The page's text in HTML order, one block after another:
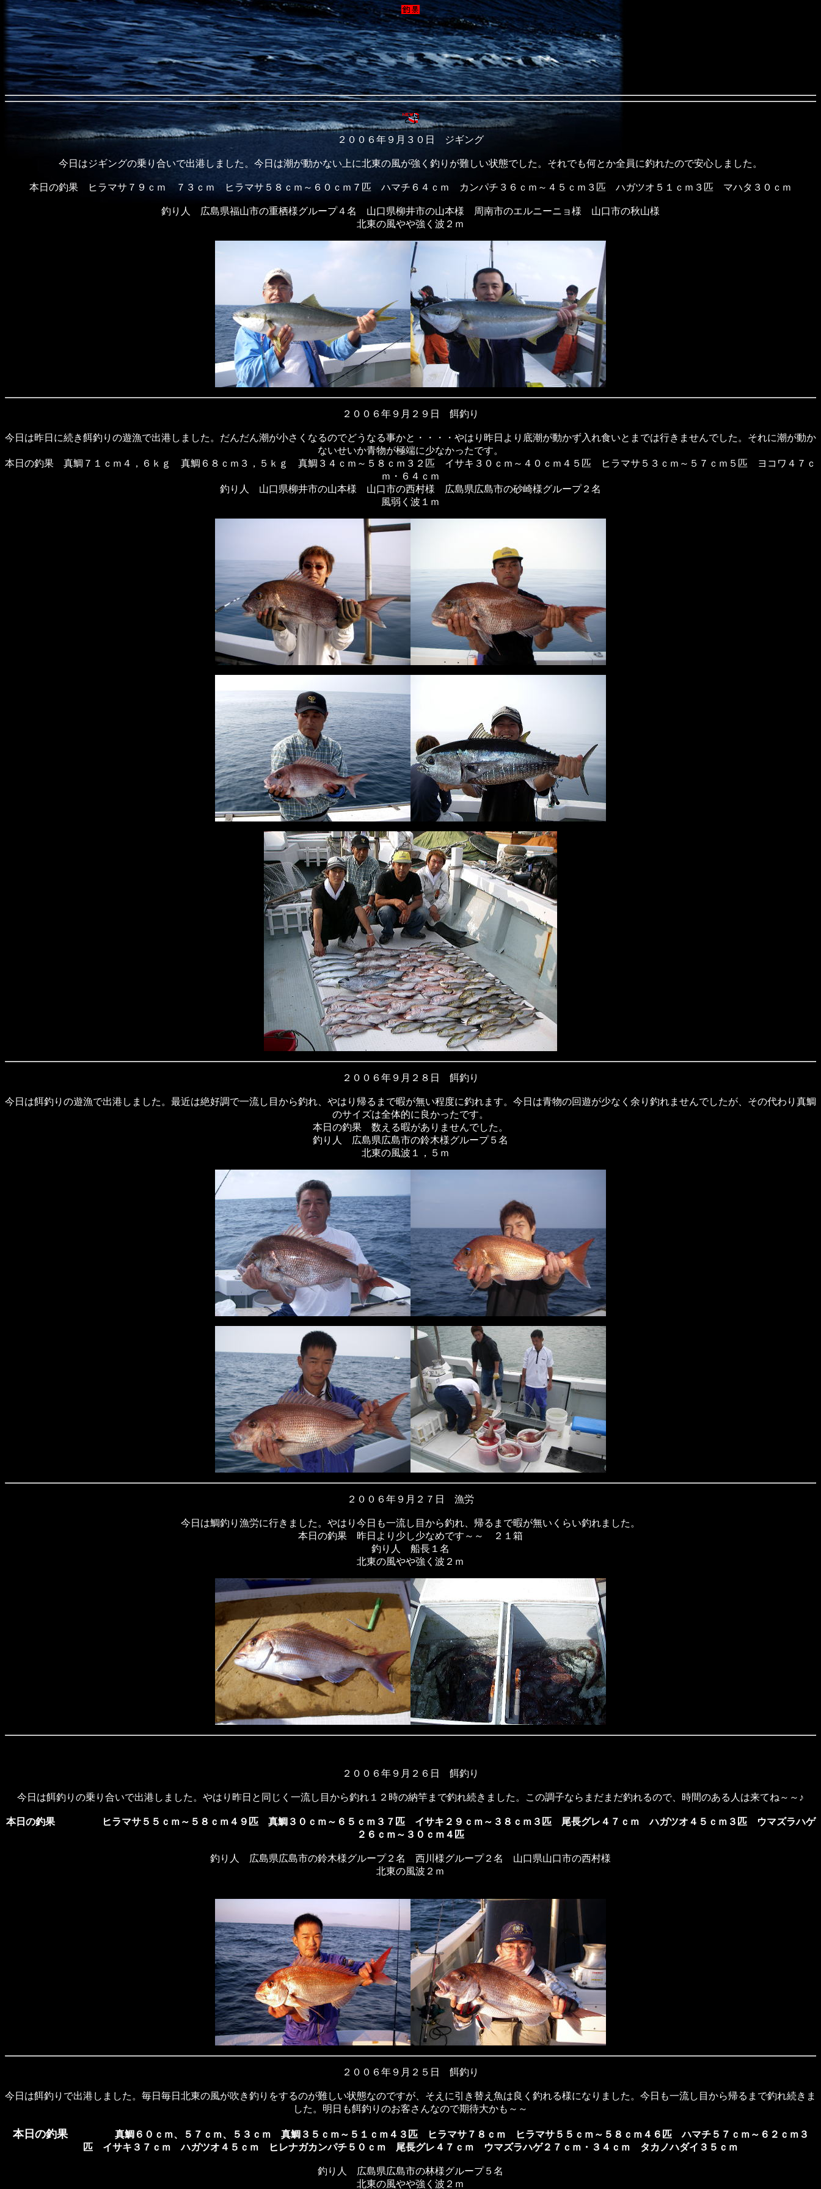
２００６年９月３０日 ジギング
今日はジギングの乗り合いで出港しました。今日は潮が動かない上に北東の風が強く釣りが難しい状態でした。それでも何とか全員に釣れたので安心しました。
本日の釣果 ヒラマサ７９ｃｍ ７３ｃｍ ヒラマサ５８ｃｍ～６０ｃｍ７匹 ハマチ６４ｃｍ カンパチ３６ｃｍ～４５ｃｍ３匹 ハガツオ５１ｃｍ３匹 マハタ３０ｃｍ
釣り人 広島県福山市の重栖様グループ４名 山口県柳井市の山本様 周南市のエルニーニョ様 山口市の秋山様
北東の風やや強く波２ｍ
２００６年９月２９日 餌釣り
今日は昨日に続き餌釣りの遊漁で出港しました。だんだん潮が小さくなるのでどうなる事かと・・・・やはり昨日より底潮が動かず入れ食いとまでは行きませんでした。それに潮が動か
ないせいか青物が極端に少なかったです。
本日の釣果 真鯛７１ｃｍ４，６ｋｇ 真鯛６８ｃｍ３，５ｋｇ 真鯛３４ｃｍ～５８ｃｍ３２匹 イサキ３０ｃｍ～４０ｃｍ４５匹 ヒラマサ５３ｃｍ～５７ｃｍ５匹 ヨコワ４７ｃ
ｍ・６４ｃｍ
釣り人 山口県柳井市の山本様 山口市の西村様 広島県広島市の砂崎様グループ２名
風弱く波１ｍ
２００６年９月２８日 餌釣り
今日は餌釣りの遊漁で出港しました。最近は絶好調で一流し目から釣れ、やはり帰るまで暇が無い程度に釣れます。今日は青物の回遊が少なく余り釣れませんでしたが、その代わり真鯛
のサイズは全体的に良かったです。
本日の釣果 数える暇がありませんでした。
釣り人 広島県広島市の鈴木様グループ５名
北東の風波１，５ｍ
２００６年９月２７日 漁労
今日は鯛釣り漁労に行きました。やはり今日も一流し目から釣れ、帰るまで暇が無いくらい釣れました。
本日の釣果 昨日より少し少なめです～～ ２１箱
釣り人 船長１名
北東の風やや強く波２ｍ
２００６年９月２６日 餌釣り
今日は餌釣りの乗り合いで出港しました。やはり昨日と同じく一流し目から釣れ１２時の納竿まで釣れ続きました。この調子ならまだまだ釣れるので、時間のある人は来てね～～♪
本日の釣果
ヒラマサ５５ｃｍ～５８ｃｍ４９匹 真鯛３０ｃｍ～６５ｃｍ３７匹 イサキ２９ｃｍ～３８ｃｍ３匹 尾長グレ４７ｃｍ ハガツオ４５ｃｍ３匹 ウマズラハゲ
２６ｃｍ～３０ｃｍ４匹
釣り人 広島県広島市の鈴木様グループ２名 西川様グループ２名 山口県山口市の西村様
北東の風波２ｍ
２００６年９月２５日 餌釣り
今日は餌釣りで出港しました。毎日毎日北東の風が吹き釣りをするのが難しい状態なのですが、そえに引き替え魚は良く釣れる様になりました。今日も一流し目から帰るまで釣れ続きま
した。明日も餌釣りのお客さんなので期待大かも～～
本日の釣果
真鯛６０ｃｍ、５７ｃｍ、５３ｃｍ 真鯛３５ｃｍ～５１ｃｍ４３匹 ヒラマサ７８ｃｍ ヒラマサ５５ｃｍ～５８ｃｍ４６匹 ハマチ５７ｃｍ～６２ｃｍ３
匹 イサキ３７ｃｍ ハガツオ４５ｃｍ ヒレナガカンパチ５０ｃｍ 尾長グレ４７ｃｍ ウマズラハゲ２７ｃｍ・３４ｃｍ タカノハダイ３５ｃｍ
釣り人 広島県広島市の林様グループ５名
北東の風やや強く波２ｍ